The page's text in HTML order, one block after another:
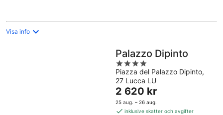
Visa info
Palazzo Dipinto
4
out
of
5
Piazza del Palazzo Dipinto,
27 Lucca LU
Priset
är
2 620 kr
2 620 kr
25 aug. – 26 aug.
inklusive skatter och avgifter